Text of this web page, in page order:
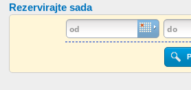
Rezervirajte sada